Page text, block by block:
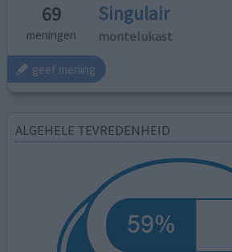
69
meningen
Singulair
montelukast
geef mening
ALGEHELE TEVREDENHEID